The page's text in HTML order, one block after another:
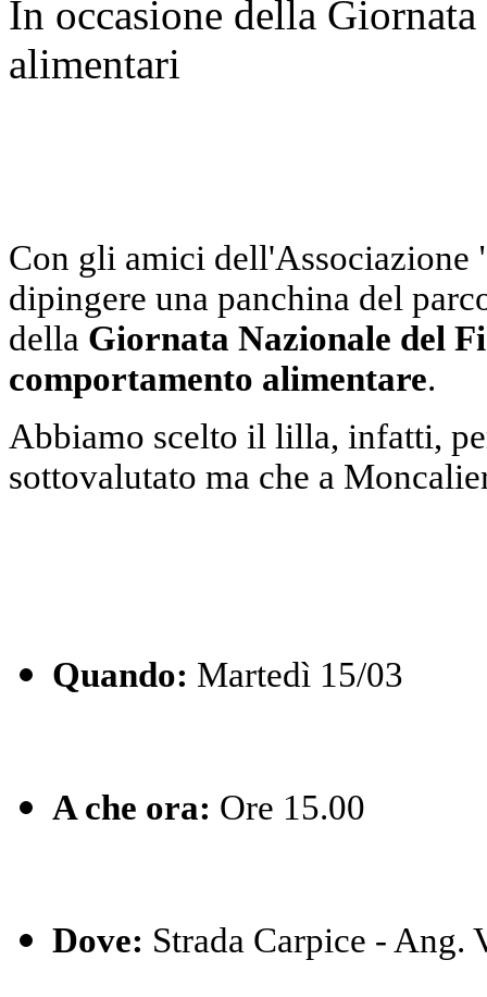
In occasione della
alimentari
Con gli amici dell'Associazione
dipingere una panchina del
della Giornata Nazionale del
comportamento alimentare.
Abbiamo scelto il lilla, infatti,
sottovalutato ma che a
Quando: Martedì 15/03
A che ora: Ore 15.00
Dove: Strada Carpice - Ang.